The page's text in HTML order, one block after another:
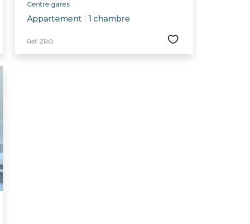
Centre gares
Appartement 1 chambre
Réf. ZRO